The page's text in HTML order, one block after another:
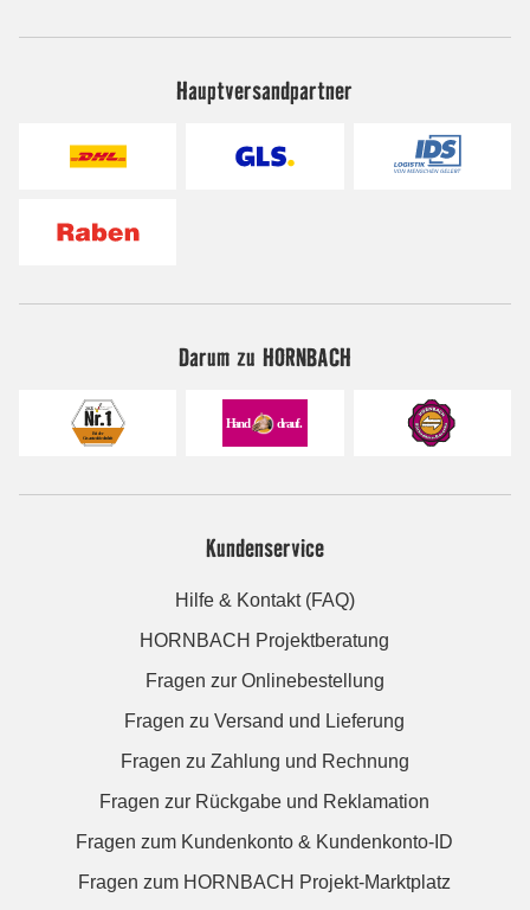
Hauptversandpartner
Darum zu HORNBACH
Kundenservice
Hilfe & Kontakt (FAQ)
HORNBACH Projektberatung
Fragen zur Onlinebestellung
Fragen zu Versand und Lieferung
Fragen zu Zahlung und Rechnung
Fragen zur Rückgabe und Reklamation
Fragen zum Kundenkonto & Kundenkonto-ID
Fragen zum HORNBACH Projekt-Marktplatz